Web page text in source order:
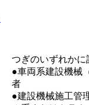
つぎのいずれかに
●車両系建設機械
者
●建設機械施工管